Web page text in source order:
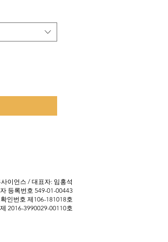
사이언스 / 대표자: 임홍석
등록번호 549-01-00443
인번호 제106-181018호
2016-3990029-00110호